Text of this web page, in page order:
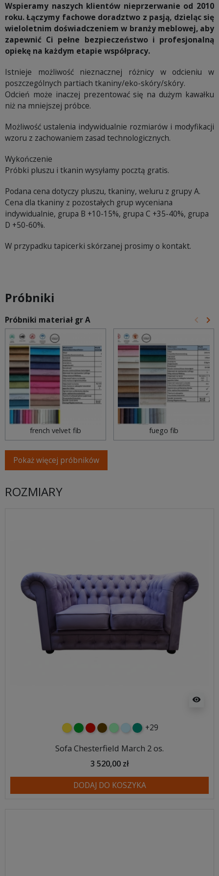
Wspieramy naszych klientów nieprzerwanie od 2010
roku. Łączymy fachowe doradztwo z pasją, dzieląc się
wieloletnim doświadczeniem w branży meblowej, aby
zapewnić Ci pełne bezpieczeństwo i profesjonalną
opiekę na każdym etapie współpracy.
Istnieje możliwość nieznacznej różnicy w odcieniu w
poszczególnych partiach tkaniny/eko-skóry/skóry.
Odcień może inaczej prezentować się na dużym kawałku
niż na mniejszej próbce.
Możliwość ustalenia indywidualnie rozmiarów i modyfikacji
wzoru z zachowaniem zasad technologicznych.
Wykończenie
Próbki pluszu i tkanin wysyłamy pocztą gratis.
Podana cena dotyczy pluszu, tkaniny, weluru z grupy A.
Cena dla tkaniny z pozostałych grup wyceniana
indywidualnie, grupa B +10-15%, grupa C +35-40%, grupa
D +50-60%.
W przypadku tapicerki skórzanej prosimy o kontakt.
Próbniki
Próbniki materiał gr A keyboard_arrow_left keyboard_arrow_right
french velvet fib fuego fib
Pokaż więcej próbników
ROZMIARY
visibility
żółtyzielonyczerwony
czekoladowy
miętowybłękitny
turkusowy
+29
Sofa Chesterfield March 2 os.
3 520,00 zł
DODAJ DO KOSZYKA